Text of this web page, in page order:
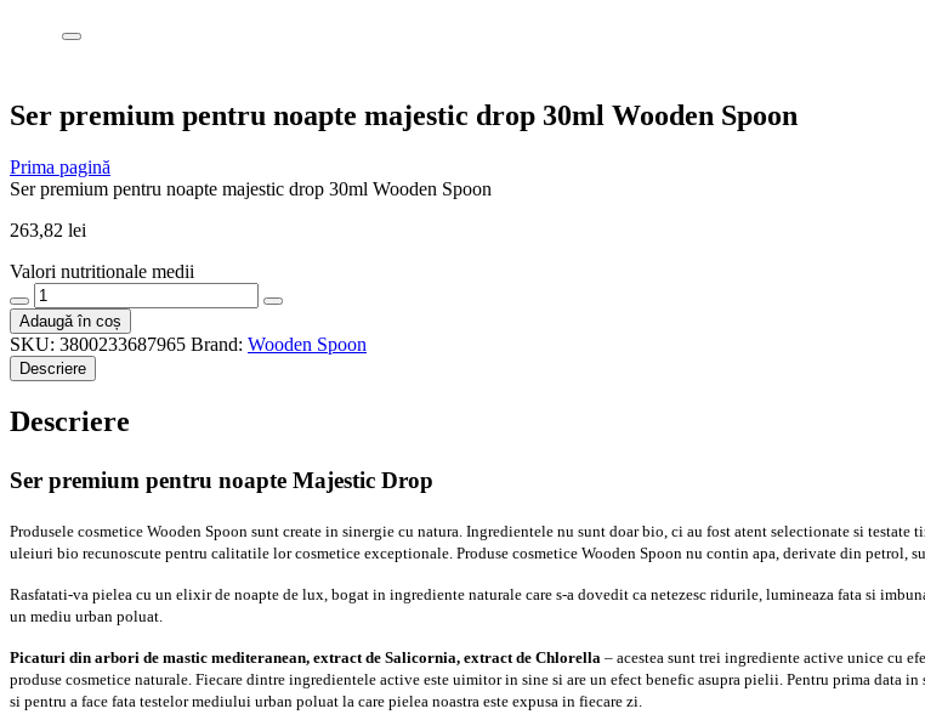
Ser premium pentru noapte majestic drop 30ml Wooden Spoon
Prima pagină
Ser premium pentru noapte majestic drop 30ml Wooden Spoon
263,82 lei
Valori nutritionale medii
Cantitate
Ser
premium
pentru
noapte
drop
Spoon
Adaugă în coș
SKU: 3800233687965 Brand: Wooden Spoon
Descriere
Descriere
Ser premium pentru noapte Majestic Drop
Produsele cosmetice Wooden Spoon sunt create in sinergie cu natura. Ingredientele nu sunt doar bio, ci au fost atent selectionate si
uleiuri bio recunoscute pentru calitatile lor cosmetice exceptionale. Produse cosmetice Wooden Spoon nu contin apa, derivate din petrol,
Rasfatati-va pielea cu un elixir de noapte de lux, bogat in ingrediente naturale care s-a dovedit ca netezesc ridurile, lumineaza fata si
un mediu urban poluat.
Picaturi din arbori de mastic mediteranean, extract de Salicornia, extract de Chlorella – acestea sunt trei ingrediente active unice cu
produse cosmetice naturale. Fiecare dintre ingredientele active este uimitor in sine si are un efect benefic asupra pielii. Pentru prima data
si pentru a face fata testelor mediului urban poluat la care pielea noastra este expusa in fiecare zi.